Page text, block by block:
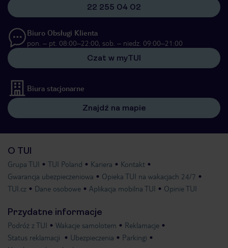
22 255 04 02
Biuro Obsługi Klienta
pon. – pt. 08:00–22:00, sob. – niedz. 09:00–21:00
Czat w myTUI
Biura stacjonarne
Znajdź na mapie
O TUI
Grupa TUI TUI Poland Kariera
Kontakt
Gwarancja ubezpieczeniowa
Opieka TUI na wakacjach 24/7
TUI.cz
Dane osobowe Aplikacja mobilna TUI Opinie TUI
Przydatne informacje
Podróż z TUI Wakacje samolotem
Reklamacje
Status reklamacji
Ubezpieczenia
Parkingi